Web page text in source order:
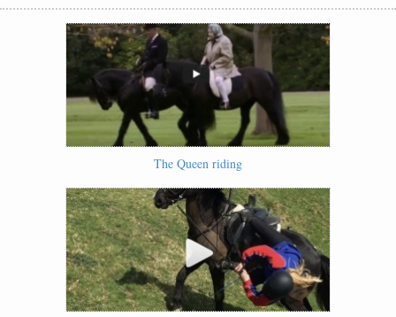
The Queen riding